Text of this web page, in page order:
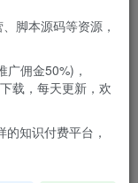
脚本源码等资源，
佣金50%)，
载，每天更新，欢
知识付费平台，